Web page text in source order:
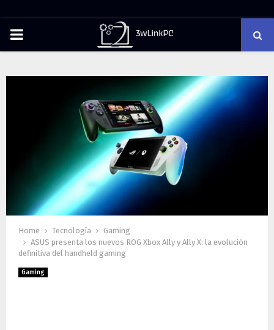
PRIMARY
Home Tecnología
Gaming
ASUS presenta los nuevos ROG Xbox Ally y Ally X: la evolución
definitiva del handheld gaming
Gaming